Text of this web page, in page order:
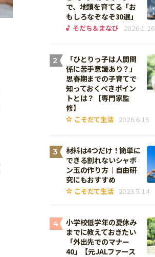
で、地頭を育てる「お
もしろなぞなぞ30選」
そだち＆まなび 2026.1.26
2
「ひとりっ子は人間関
係に苦手意識あり？」
思春期までの子育てで
知っておくべきポイン
トとは？【専門家監
修】
こそだて生活 2026.6.15
3
材料は4つだけ！簡単に
できる割れないシャボ
ン玉の作り方｜自由研
究にもおすすめ
こそだて生活 2023.5.14
4
小学校低学年の夏休み
までに教えておきたい
「外出先でのマナー
40」【元JALファース